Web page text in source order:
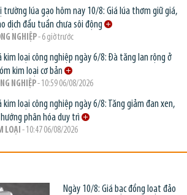
trường lúa gạo hôm nay 10/8: Giá lúa thơm giữ giá,
dịch đầu tuần chưa sôi động
NGHIỆP- 6 giờ trước
kim loại công nghiệp ngày 6/8: Đà tăng lan rộng ở
kim loại cơ bản
NGHIỆP- 10:59 06/08/2026
kim loại công nghiệp ngày 6/8: Tăng giảm đan xen,
phân hóa duy trì
LOẠI - 10:47 06/08/2026
Ngày 10/8: Giá bạc đồng loạt đảo